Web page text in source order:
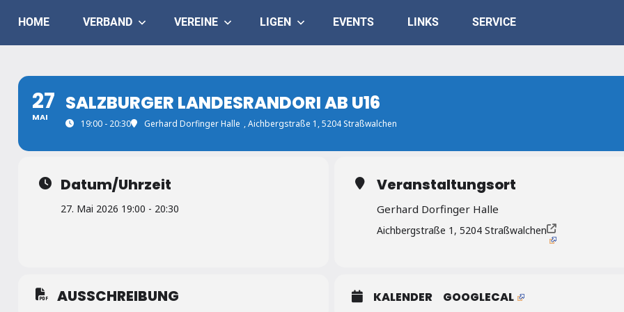
content
Judo
Salzburg
HOME VERBAND VEREINE LIGEN EVENTS LINKS SERVICE
27
MAI
SALZBURGER LANDESRANDORI AB U16
19:00 - 20:30 Gerhard Dorfinger Halle , Aichbergstraße 1, 5204 Straßwalchen
Datum/Uhrzeit
27. Mai 2026 19:00 - 20:30
Veranstaltungsort
Gerhard Dorfinger Halle
Aichbergstraße 1, 5204 Straßwalchen
AUSSCHREIBUNG KALENDER GOOGLECAL